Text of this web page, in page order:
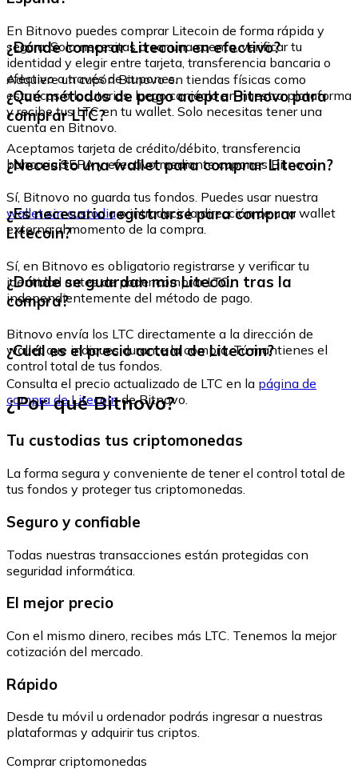
En Bitnovo puedes comprar Litecoin de forma rápida y
segura. Solo necesitas crear una cuenta, verificar tu
identidad y elegir entre tarjeta, transferencia bancaria o
efectivo a través de cupones.
¿Dónde comprar Litecoin en efectivo?
Adquiere un cupón Bitnovo en tiendas físicas como
estancos o locutorios, luego canjéalo en nuestra plataforma
y recibe tus LTC en tu wallet. Solo necesitas tener una
cuenta en Bitnovo.
¿Qué métodos de pago acepta Bitnovo para
comprar LTC?
Aceptamos tarjeta de crédito/débito, transferencia
bancaria SEPA y efectivo mediante cupones Bitnovo.
¿Necesito una wallet para comprar Litecoin?
Sí, Bitnovo no guarda tus fondos. Puedes usar nuestra
wallet sin custodiao introducir la dirección de una wallet
externa al momento de la compra.
¿Es necesario registrarse para comprar
Litecoin?
Sí, en Bitnovo es obligatorio registrarse y verificar tu
identidad antes de poder comprar LTC,
independientemente del método de pago.
¿Dónde se guardan mis Litecoin tras la
compra?
Bitnovo envía los LTC directamente a la dirección de
wallet que indiques durante la compra. Tú mantienes el
control total de tus fondos.
¿Cuál es el precio actual de Litecoin?
Consulta el precio actualizado de LTC en la página de
compra de Litecoinde Bitnovo.
¿Por qué Bitnovo?
Tu custodias tus criptomonedas
La forma segura y conveniente de tener el control total de
tus fondos y proteger tus criptomonedas.
Seguro y confiable
Todas nuestras transacciones están protegidas con
seguridad informática.
El mejor precio
Con el mismo dinero, recibes más LTC. Tenemos la mejor
cotización del mercado.
Rápido
Desde tu móvil u ordenador podrás ingresar a nuestras
plataformas y adquirir tus criptos.
Comprar criptomonedas